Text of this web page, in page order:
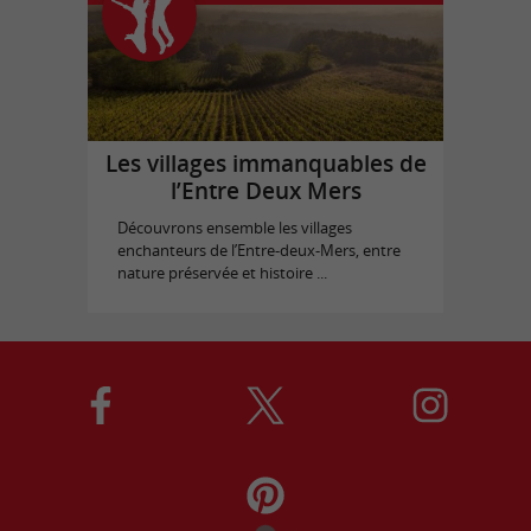
Les villages immanquables de
l’Entre Deux Mers
Découvrons ensemble les villages
enchanteurs de l’Entre-deux-Mers, entre
nature préservée et histoire ...